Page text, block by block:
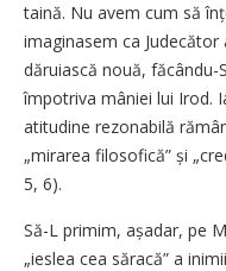
taină. Nu avem cum să
imaginasem ca
dăruiască nouă, făcându-
împotriva mâniei lui Irod.
atitudine rezonabilă
„mirarea filosofică” și
5, 6).
Să-L primim, așadar, pe
„ieslea cea săracă” a